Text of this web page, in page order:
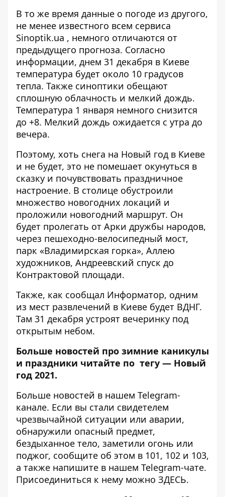
В то же время данные о погоде из другого,
не менее известного всем сервиса
Sinoptik.ua , немного отличаются от
предыдущего прогноза. Согласно
информации, днем 31 декабря в Киеве
температура будет около 10 градусов
тепла. Также синоптики обещают
сплошную облачность и мелкий дождь.
Температура 1 января немного снизится
до +8. Мелкий дождь ожидается с утра до
вечера.
Поэтому, хоть снега на Новый год в Киеве
и не будет, это не помешает окунуться в
сказку и почувствовать праздничное
настроение. В столице обустроили
множество новогодних локаций и
проложили новогодний маршрут. Он
будет пролегать от Арки дружбы народов,
через пешеходно-велосипедный мост,
парк «Владимирская горка», Аллею
художников, Андреевский спуск до
Контрактовой площади.
Также, как сообщал Информатор, одним
из мест развлечений в Киеве будет ВДНГ.
Там 31 декабря устроят вечеринку под
открытым небом.
Больше новостей про зимние каникулы
и праздники читайте по тегу — Новый
год 2021.
Больше новостей в нашем Telegram-
канале. Если вы стали свидетелем
чрезвычайной ситуации или аварии,
обнаружили опасный предмет,
бездыханное тело, заметили огонь или
поджог, сообщите об этом в 101, 102 и 103,
а также напишите в нашем Telegram-чате.
Присоединиться к нему можно ЗДЕСЬ.